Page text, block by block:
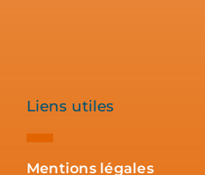
Liens utiles
Mentions légales